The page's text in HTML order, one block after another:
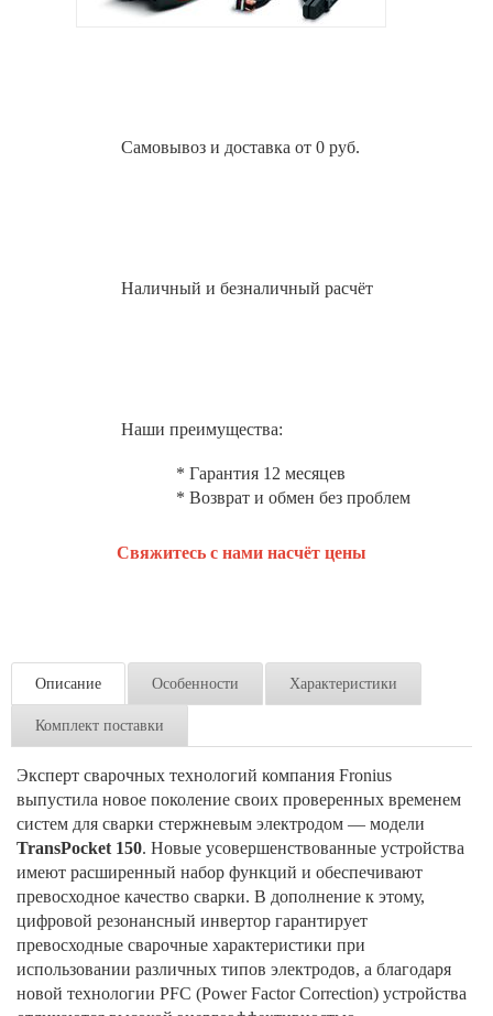
Самовывоз и доставка от 0 руб.
Наличный и безналичный расчёт
Наши преимущества:
* Гарантия 12 месяцев
* Возврат и обмен без проблем
Свяжитесь с нами насчёт цены
Описание Особенности Характеристики
Комплект поставки
Эксперт сварочных технологий компания Fronius
выпустила новое поколение своих проверенных временем
систем для сварки стержневым электродом — модели
TransPocket 150. Новые усовершенствованные устройства
имеют расширенный набор функций и обеспечивают
превосходное качество сварки. В дополнение к этому,
цифровой резонансный инвертор гарантирует
превосходные сварочные характеристики при
использовании различных типов электродов, а благодаря
новой технологии PFC (Power Factor Correction) устройства